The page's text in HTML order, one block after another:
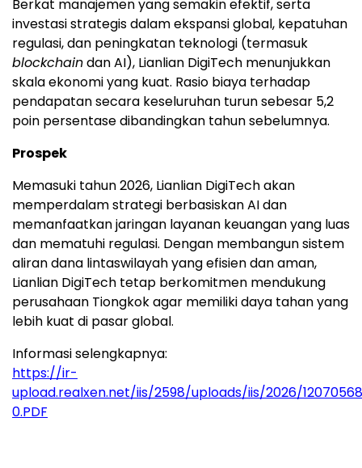
Berkat manajemen yang semakin efektif, serta
investasi strategis dalam ekspansi global, kepatuhan
regulasi, dan peningkatan teknologi (termasuk
blockchaindan AI), Lianlian DigiTech menunjukkan
skala ekonomi yang kuat. Rasio biaya terhadap
pendapatan secara keseluruhan turun sebesar 5,2
poin persentase dibandingkan tahun sebelumnya.
Prospek
Memasuki tahun 2026, Lianlian DigiTech akan
memperdalam strategi berbasiskan AI dan
memanfaatkan jaringan layanan keuangan yang luas
dan mematuhi regulasi. Dengan membangun sistem
aliran dana lintaswilayah yang efisien dan aman,
Lianlian DigiTech tetap berkomitmen mendukung
perusahaan Tiongkok agar memiliki daya tahan yang
lebih kuat di pasar global.
Informasi selengkapnya:
https://ir-
upload.realxen.net/iis/2598/uploads/iis/2026/
0.PDF